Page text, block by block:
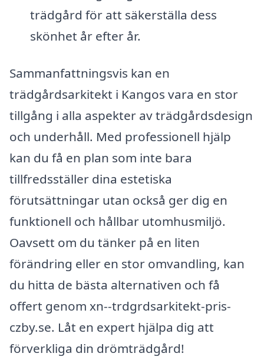
trädgård för att säkerställa dess
skönhet år efter år.
Sammanfattningsvis kan en
trädgårdsarkitekt i Kangos vara en stor
tillgång i alla aspekter av trädgårdsdesign
och underhåll. Med professionell hjälp
kan du få en plan som inte bara
tillfredsställer dina estetiska
förutsättningar utan också ger dig en
funktionell och hållbar utomhusmiljö.
Oavsett om du tänker på en liten
förändring eller en stor omvandling, kan
du hitta de bästa alternativen och få
offert genom xn--trdgrdsarkitekt-pris-
czby.se. Låt en expert hjälpa dig att
förverkliga din drömträdgård!